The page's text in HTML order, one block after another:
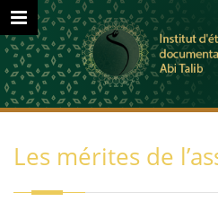
Les mérites de